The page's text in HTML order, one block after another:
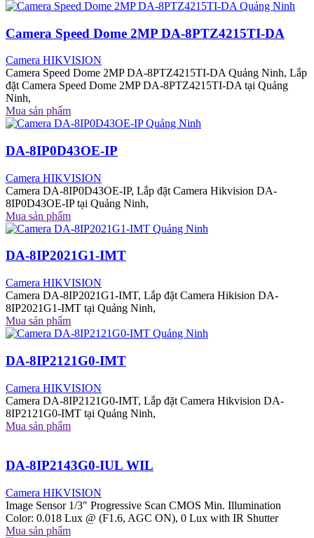
Camera Speed Dome 2MP DA-8PTZ4215TI-DA
Camera HIKVISION
Camera Speed Dome 2MP DA-8PTZ4215TI-DA Quảng Ninh, Lắp
đặt Camera Speed Dome 2MP DA-8PTZ4215TI-DA tại Quảng
Ninh,
Mua sản phẩm
DA-8IP0D43OE-IP
Camera HIKVISION
Camera DA-8IP0D43OE-IP, Lắp đặt Camera Hikvision DA-
8IP0D43OE-IP tại Quảng Ninh,
Mua sản phẩm
DA-8IP2021G1-IMT
Camera HIKVISION
Camera DA-8IP2021G1-IMT, Lắp đặt Camera Hikision DA-
8IP2021G1-IMT tại Quảng Ninh,
Mua sản phẩm
DA-8IP2121G0-IMT
Camera HIKVISION
Camera DA-8IP2121G0-IMT, Lắp đặt Camera Hikvision DA-
8IP2121G0-IMT tại Quảng Ninh,
Mua sản phẩm
DA-8IP2143G0-IUL WIL
Camera HIKVISION
Image Sensor 1/3″ Progressive Scan CMOS Min. Illumination
Color: 0.018 Lux @ (F1.6, AGC ON), 0 Lux with IR Shutter
Mua sản phẩm